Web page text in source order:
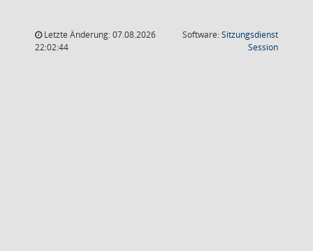
Letzte Änderung: 07.08.2026
22:02:44
Software:Sitzungsdienst
Session(Wird in